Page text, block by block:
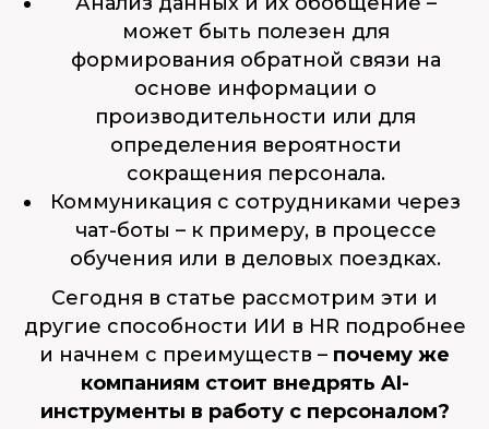
может быть полезен для
формирования обратной связи на
основе информации о
производительности или для
определения вероятности
сокращения персонала.
Коммуникация с сотрудниками через
чат-боты – к примеру, в процессе
обучения или в деловых поездках.
Сегодня в статье рассмотрим эти и
другие способности ИИ в HR подробнее
и начнем с преимуществ – почему же
компаниям стоит внедрять AI-
инструменты в работу с персоналом?